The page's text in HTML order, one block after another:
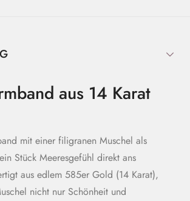
aus 14 Karat
mit einer filigranen Muschel als
Stück Meeresgefühl direkt ans
aus edlem 585er Gold (14 Karat),
nicht nur Schönheit und